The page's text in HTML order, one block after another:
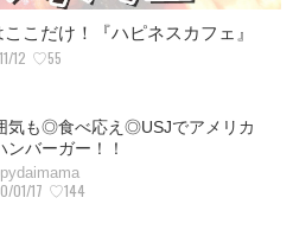
こだけ！『ハピネスカフェ』
12 ♡55
気も◎食べ応え◎USJでアメリカ
ンバーガー！！
01/17 ♡144